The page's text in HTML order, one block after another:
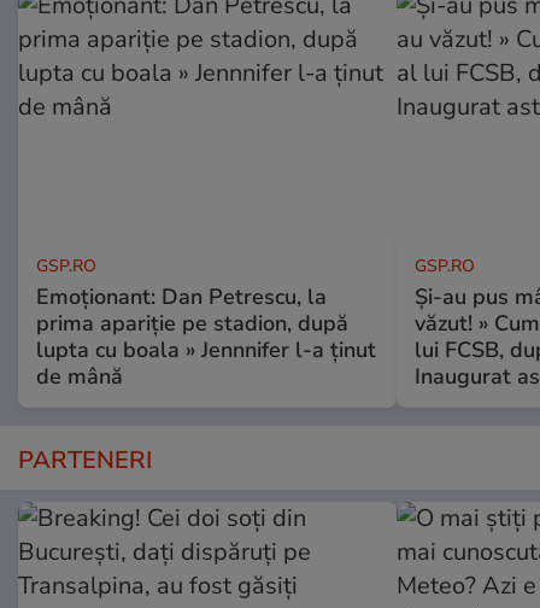
GSP.RO
Emoționant: Dan Petrescu, la
prima apariție pe stadion, după
lupta cu boala » Jennnifer l-a ținut
de mână
GSP.RO
Și-au pus
văzut! »
lui FCSB,
Inaugurat
PARTENERI